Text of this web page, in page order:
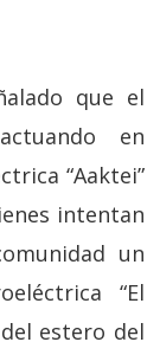
que el
en
“Aaktei”
intentan
un
“El
estero del